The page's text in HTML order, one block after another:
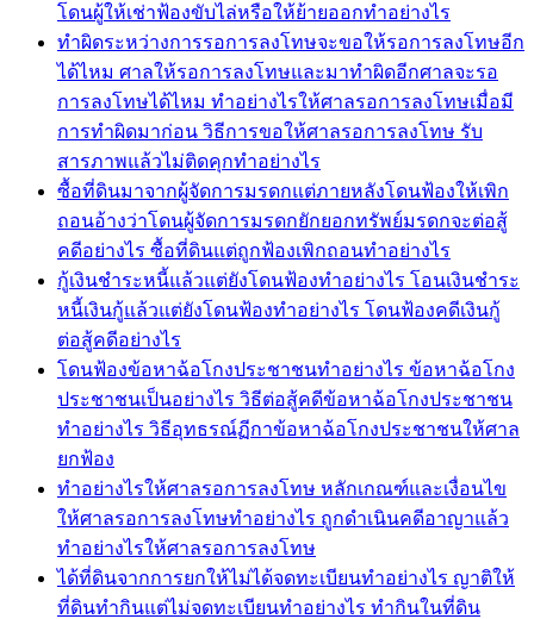
โดนผู้ให้เช่าฟ้องขับไล่หรือให้ย้ายออกทำอย่างไร
ทำผิดระหว่างการรอการลงโทษจะขอให้รอการลงโทษอีก
ได้ไหม ศาลให้รอการลงโทษและมาทำผิดอีกศาลจะรอ
การลงโทษได้ไหม ทำอย่างไรให้ศาลรอการลงโทษเมื่อมี
การทำผิดมาก่อน วิธีการขอให้ศาลรอการลงโทษ รับ
สารภาพแล้วไม่ติดคุกทำอย่างไร
ซื้อที่ดินมาจากผู้จัดการมรดกแต่ภายหลังโดนฟ้องให้เพิก
ถอนอ้างว่าโดนผู้จัดการมรดกยักยอกทรัพย์มรดกจะต่อสู้
คดีอย่างไร ซื้อที่ดินแต่ถูกฟ้องเพิกถอนทำอย่างไร
กู้เงินชำระหนี้แล้วแต่ยังโดนฟ้องทำอย่างไร โอนเงินชำระ
หนี้เงินกู้แล้วแต่ยังโดนฟ้องทำอย่างไร โดนฟ้องคดีเงินกู้
ต่อสู้คดีอย่างไร
โดนฟ้องข้อหาฉ้อโกงประชาชนทำอย่างไร ข้อหาฉ้อโกง
ประชาชนเป็นอย่างไร วิธีต่อสู้คดีข้อหาฉ้อโกงประชาชน
ทำอย่างไร วิธีอุทธรณ์ฏีกาข้อหาฉ้อโกงประชาชนให้ศาล
ยกฟ้อง
ทำอย่างไรให้ศาลรอการลงโทษ หลักเกณฑ์และเงื่อนไข
ให้ศาลรอการลงโทษทำอย่างไร ถูกดำเนินคดีอาญาแล้ว
ทำอย่างไรให้ศาลรอการลงโทษ
ได้ที่ดินจากการยกให้ไม่ได้จดทะเบียนทำอย่างไร ญาติให้
ที่ดินทำกินแต่ไม่จดทะเบียนทำอย่างไร ทำกินในที่ดิน